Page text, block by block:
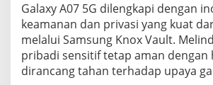
Galaxy A07 5G dilengkapi dengan
keamanan dan privasi yang kuat
melalui Samsung Knox Vault.
pribadi sensitif tetap aman dengan
dirancang tahan terhadap upaya